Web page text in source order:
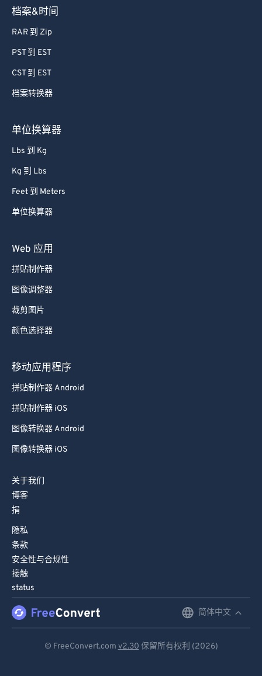
档案&时间
RAR 到 Zip
PST 到 EST
CST 到 EST
档案转换器
单位换算器
Lbs 到 Kg
Kg 到 Lbs
Feet 到 Meters
单位换算器
Web 应用
拼贴制作器
图像调整器
裁剪图片
颜色选择器
移动应用程序
拼贴制作器 Android
拼贴制作器 iOS
图像转换器 Android
图像转换器 iOS
关于我们
博客
捐
隐私
条款
安全性与合规性
接触
status
简体中文
© FreeConvert.com v2.30 保留所有权利 (2026)